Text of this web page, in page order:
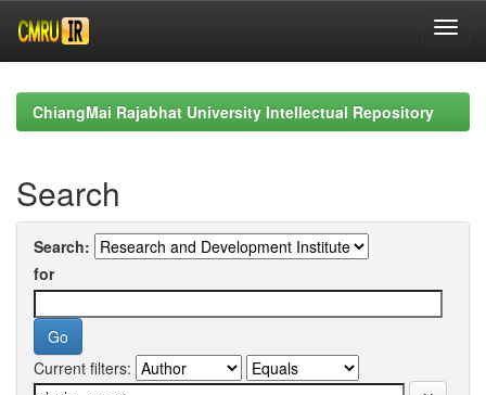
navigationChiangMai Rajabhat University Intellectual Repository
Search
Search:
for
Current filters: